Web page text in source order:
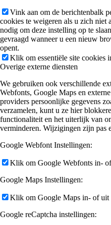
Tafel reserveren
ZAKELIJK
Zakelijk
Vink aan om de berichtenbalk
cookies te weigeren als u zich niet
nodig om deze instelling op te
gevraagd wanneer u een nieuw
opent.
Klik om essentiële site cookies
Overige externe diensten
We gebruiken ook verschillende
Webfonts, Google Maps en
providers persoonlijke gegevens
verzamelen, kunt u ze hier
functionaliteit en het uiterlijk van
verminderen. Wijzigingen zijn pas
Google Webfont Instellingen:
Klik om Google Webfonts in-
Google Maps Instellingen:
Klik om Google Maps in- of uit
Google reCaptcha instellingen: